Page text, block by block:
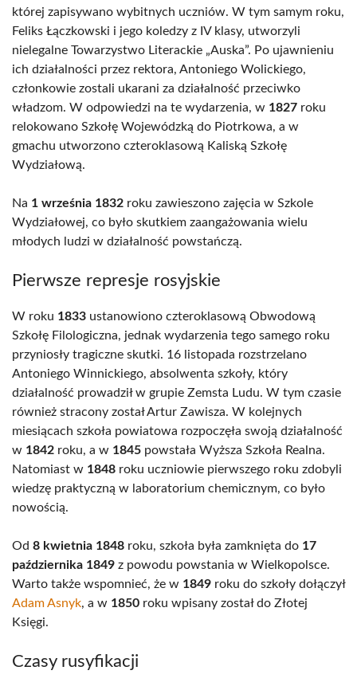
której zapisywano wybitnych uczniów. W tym samym roku,
Feliks Łączkowski i jego koledzy z IV klasy, utworzyli
nielegalne Towarzystwo Literackie „Auska”. Po ujawnieniu
ich działalności przez rektora, Antoniego Wolickiego,
członkowie zostali ukarani za działalność przeciwko
władzom. W odpowiedzi na te wydarzenia, w 1827 roku
relokowano Szkołę Wojewódzką do Piotrkowa, a w
gmachu utworzono czteroklasową Kaliską Szkołę
Wydziałową.
Na 1 września 1832 roku zawieszono zajęcia w Szkole
Wydziałowej, co było skutkiem zaangażowania wielu
młodych ludzi w działalność powstańczą.
Pierwsze represje rosyjskie
W roku 1833 ustanowiono czteroklasową Obwodową
Szkołę Filologiczna, jednak wydarzenia tego samego roku
przyniosły tragiczne skutki. 16 listopada rozstrzelano
Antoniego Winnickiego, absolwenta szkoły, który
działalność prowadził w grupie Zemsta Ludu. W tym czasie
również stracony został Artur Zawisza. W kolejnych
miesiącach szkoła powiatowa rozpoczęła swoją działalność
w 1842 roku, a w 1845 powstała Wyższa Szkoła Realna.
Natomiast w 1848 roku uczniowie pierwszego roku zdobyli
wiedzę praktyczną w laboratorium chemicznym, co było
nowością.
Od 8 kwietnia 1848 roku, szkoła była zamknięta do 17
października 1849 z powodu powstania w Wielkopolsce.
Warto także wspomnieć, że w 1849 roku do szkoły dołączył
Adam Asnyk, a w 1850 roku wpisany został do Złotej
Księgi.
Czasy rusyfikacji